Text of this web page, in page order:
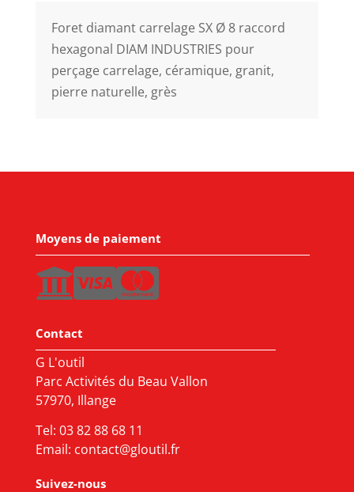
Foret diamant carrelage SX Ø 8 raccord
hexagonal DIAM INDUSTRIES pour
perçage carrelage, céramique, granit,
pierre naturelle, grès
Moyens de paiement
Contact
G L'outil
Parc Activités du Beau Vallon
57970, Illange
Tel: 03 82 88 68 11
Email: contact@gloutil.fr
Suivez-nous